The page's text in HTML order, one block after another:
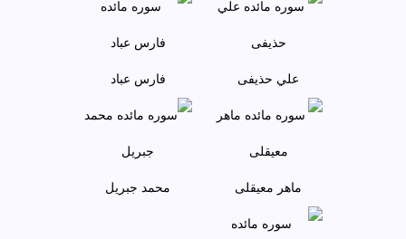
علي حذيفی فارس عباد
ماهر معيقلی محمد جبريل